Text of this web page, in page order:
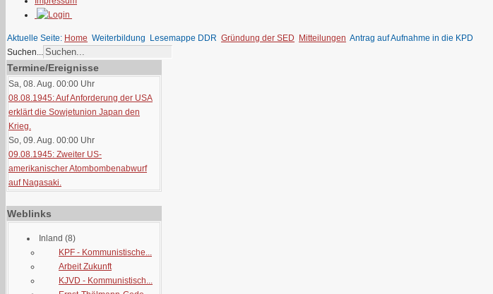
Aktuelle Seite: Home Weiterbildung Lesemappe DDR Gründung der SED Mitteilungen Antrag auf Aufnahme in die KPD
Suchen...
Termine/Ereignisse
Sa, 08. Aug. 00:00 Uhr
08.08.1945: Auf Anforderung der USA
erklärt die Sowjetunion Japan den
Krieg.
So, 09. Aug. 00:00 Uhr
09.08.1945: Zweiter US-
amerikanischer Atombombenabwurf
auf Nagasaki.
Weblinks
Inland (8)
KPF - Kommunistische...
Arbeit Zukunft
KJVD - Kommunistisch...